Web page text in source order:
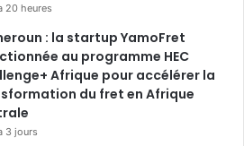
20 heures
: la startup YamoFret
au programme HEC
Afrique pour accélérer la
du fret en Afrique
3 jours